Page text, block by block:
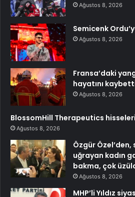
Ağustos 8, 2026
Semicenk
Ağustos 8, 2026
Fransa’daki
hayatını
Ağustos 8, 2026
BlossomHill Therapeutics
Ağustos 8, 2026
Özgür Özel’den,
uğrayan kadın
bakma, çok
Ağustos 8, 2026
MHP’li Yıldız